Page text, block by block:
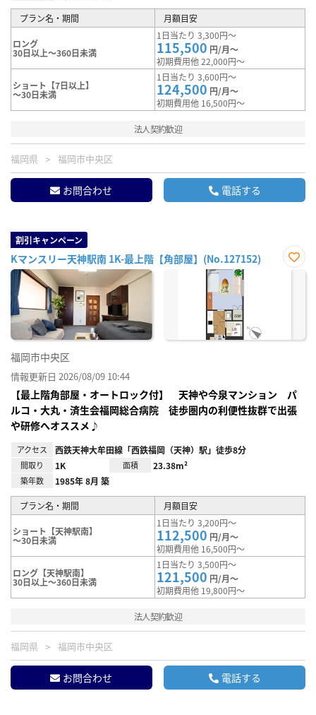
プラン名・期間 月額目安
ロング
30日以上～360日未満
1日当たり 3,300円～
115,500 円/月～
初期費用他 22,000円～
ショート【7日以上】
～30日未満
1日当たり 3,600円～
124,500 円/月～
初期費用他 16,500円～
法人契約歓迎
福岡県 福岡市中央区
お問合わせ 電話する
割引キャンペーン
Kマンスリー天神駅南 1K-最上階【角部屋】(No.127152)
お気
福岡市中央区
情報更新日 2026/08/09 10:44
【最上階角部屋・オートロック付】 天神や今泉マンション パ
ルコ・大丸・済生会福岡総合病院 徒歩圏内の利便性抜群で出張
や研修へオススメ♪
アクセス 西鉄天神大牟田線「西鉄福岡（天神）駅」徒歩8分
間取り 1K 面積 23.38m²
築年数 1985年 8月 築
プラン名・期間 月額目安
ショート【天神駅南】
～30日未満
1日当たり 3,200円～
112,500 円/月～
初期費用他 16,500円～
ロング【天神駅南】
30日以上～360日未満
1日当たり 3,500円～
121,500 円/月～
初期費用他 19,800円～
法人契約歓迎
福岡県 福岡市中央区
お問合わせ 電話する